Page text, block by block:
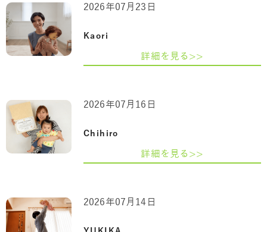
Kaori
2026年07月23日
詳細を見る>>
Chihiro
2026年07月16日
詳細を見る>>
2026年07月14日